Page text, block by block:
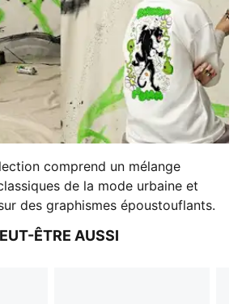
comprend un mélange
de la mode urbaine et
des graphismes époustouflants.
ÊTRE AUSSI